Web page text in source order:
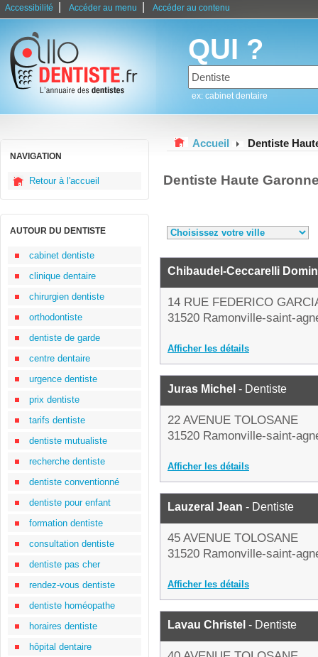
Accessibilité Accéder au menu Accéder au contenu
QUI ?
ex: cabinet dentaire
NAVIGATION
Retour à l'accueil
AUTOUR DU DENTISTE
cabinet dentiste
clinique dentaire
chirurgien dentiste
orthodontiste
dentiste de garde
centre dentaire
urgence dentiste
prix dentiste
tarifs dentiste
dentiste mutualiste
recherche dentiste
dentiste conventionné
dentiste pour enfant
formation dentiste
consultation dentiste
dentiste pas cher
rendez-vous dentiste
dentiste homéopathe
horaires dentiste
hôpital dentaire
Accueil Dentiste
Dentiste Haute
Chibaudel-Ceccarelli
14 RUE FEDERICO
31520 Ramonville-saint-
Afficher les détails
Juras Michel - Dentiste
22 AVENUE TOLOSANE
31520 Ramonville-saint-
Afficher les détails
Lauzeral Jean - Dentiste
45 AVENUE TOLOSANE
31520 Ramonville-saint-
Afficher les détails
Lavau Christel - Dentiste